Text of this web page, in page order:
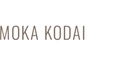
KODAI